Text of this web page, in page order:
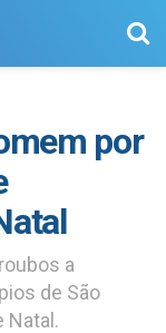
por
a
de São
Natal.